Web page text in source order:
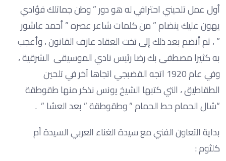
أول عمل تلحيني احترافي له هو دور ” وطن جماتلك فؤادي
يهون عليك ينضام ” من كلمات شاعر عصره ” أحمد عاشور
” ، ثم أنضم بعد ذلك إلى تخت العقاد عازف القانون ، وأعجب
به كثيرا مصطفى بك رضا رئيس نادي الموسيقى الشرقية ،
وفي عام 1920 اتجه القضبجي اتجاها آخر في تلحين
الطقاطيق ، التي كتبها الشيخ يونس نذكر منها طقوطقة
“شال الحمام حط الحمام ” وطقوطقة ” بعد العشا ” .
بداية التعاون الفني مع سيدة الغناء العربي السيدة أم
كلثوم :